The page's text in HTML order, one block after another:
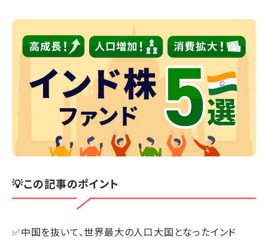
💡この記事のポイント
✅中国を抜いて、世界最大の人口大国となったインド